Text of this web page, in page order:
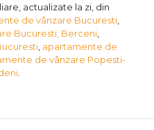
actualizate la zi, din
de vânzare Bucuresti
Bucuresti, Berceni,
apartamente de
de vânzare Popesti-